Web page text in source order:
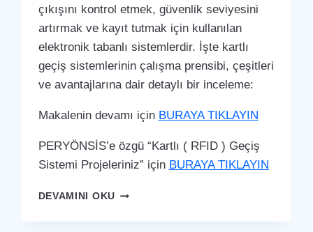
çıkışını kontrol etmek, güvenlik seviyesini
artırmak ve kayıt tutmak için kullanılan
elektronik tabanlı sistemlerdir. İşte kartlı
geçiş sistemlerinin çalışma prensibi, çeşitleri
ve avantajlarına dair detaylı bir inceleme:
Makalenin devamı için BURAYA TIKLAYIN
PERYÖNSİS’e özgü “Kartlı ( RFID ) Geçiş
Sistemi Projeleriniz” için BURAYA TIKLAYIN
DEVAMINI OKUİSLAHIYE